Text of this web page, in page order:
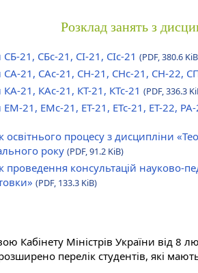
Розклад занять з
СБ-21, СБс-21, СІ-21, СІс-21 (PDF, 380.6
СА-21, САс-21, СН-21, СНс-21, СН-22,
КА-21, КАс-21, КТ-21, КТс-21 (PDF, 336.3
ЕМ-21, ЕМс-21, ЕТ-21, ЕТс-21, ЕТ-22,
освітнього процесу з дисципліни
року (PDF, 91.2 KiB)
проведення консультацій науково-
(PDF, 133.3 KiB)
Кабінету Міністрів України від 8
перелік студентів, які